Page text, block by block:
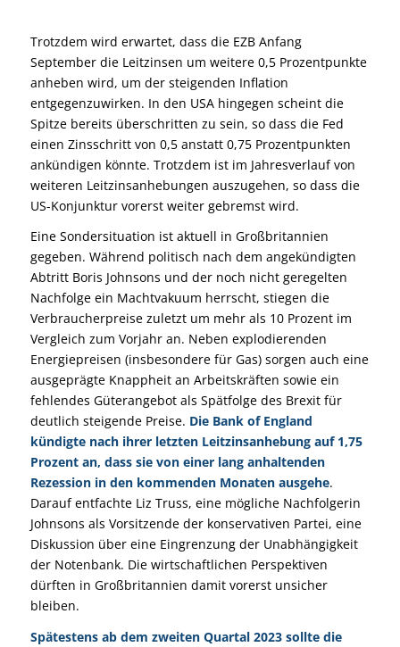
Trotzdem wird erwartet, dass die EZB Anfang
September die Leitzinsen um weitere 0,5 Prozentpunkte
anheben wird, um der steigenden Inflation
entgegenzuwirken. In den USA hingegen scheint die
Spitze bereits überschritten zu sein, so dass die Fed
einen Zinsschritt von 0,5 anstatt 0,75 Prozentpunkten
ankündigen könnte. Trotzdem ist im Jahresverlauf von
weiteren Leitzinsanhebungen auszugehen, so dass die
US-Konjunktur vorerst weiter gebremst wird.
Eine Sondersituation ist aktuell in Großbritannien
gegeben. Während politisch nach dem angekündigten
Abtritt Boris Johnsons und der noch nicht geregelten
Nachfolge ein Machtvakuum herrscht, stiegen die
Verbraucherpreise zuletzt um mehr als 10 Prozent im
Vergleich zum Vorjahr an. Neben explodierenden
Energiepreisen (insbesondere für Gas) sorgen auch eine
ausgeprägte Knappheit an Arbeitskräften sowie ein
fehlendes Güterangebot als Spätfolge des Brexit für
deutlich steigende Preise. Die Bank of England
kündigte nach ihrer letzten Leitzinsanhebung auf 1,75
Prozent an, dass sie von einer lang anhaltenden
Rezession in den kommenden Monaten ausgehe.
Darauf entfachte Liz Truss, eine mögliche Nachfolgerin
Johnsons als Vorsitzende der konservativen Partei, eine
Diskussion über eine Eingrenzung der Unabhängigkeit
der Notenbank. Die wirtschaftlichen Perspektiven
dürften in Großbritannien damit vorerst unsicher
bleiben.
Spätestens ab dem zweiten Quartal 2023 sollte die